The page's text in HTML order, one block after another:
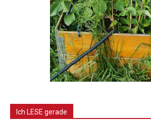
Ich LESE gerade